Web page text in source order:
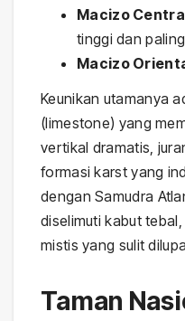
Macizo
tinggi dan
Macizo
Keunikan utamanya
(limestone) yang
vertikal dramatis,
formasi karst yang
dengan Samudra
diselimuti kabut
mistis yang sulit
Taman